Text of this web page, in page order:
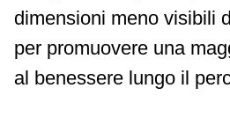
dimensioni meno visibili
per promuovere una
al benessere lungo il